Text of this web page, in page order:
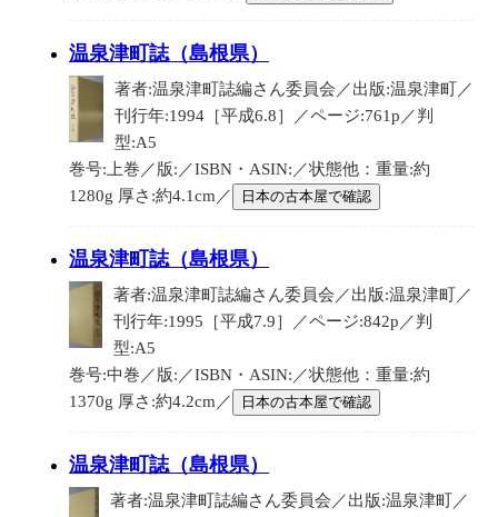
温泉津町誌（島根県）
著者:温泉津町誌編さん委員会／出版:温泉津町／
刊行年:1994［平成6.8］／ページ:761p／判
型:A5
巻号:上巻／版:／ISBN・ASIN:／状態他：重量:約
1280g 厚さ:約4.1cm／
日本の古本屋で確認
温泉津町誌（島根県）
著者:温泉津町誌編さん委員会／出版:温泉津町／
刊行年:1995［平成7.9］／ページ:842p／判
型:A5
巻号:中巻／版:／ISBN・ASIN:／状態他：重量:約
1370g 厚さ:約4.2cm／
日本の古本屋で確認
温泉津町誌（島根県）
著者:温泉津町誌編さん委員会／出版:温泉津町／